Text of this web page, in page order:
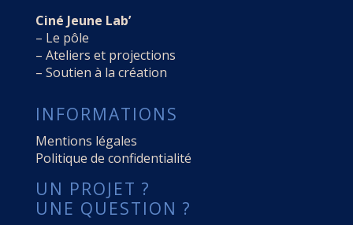
Ciné Jeune Lab’
– Le pôle
– Ateliers et projections
– Soutien à la création
INFORMATIONS
Mentions légales
Politique de confidentialité
UN PROJET ?
UNE QUESTION ?